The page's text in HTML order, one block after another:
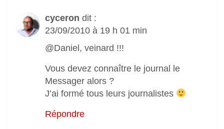
cyceron dit :
23/09/2010 à 19 h 01 min
@Daniel, veinard !!!
Vous devez connaître le journal le
Messager alors ?
J’ai formé tous leurs journalistes
Répondre